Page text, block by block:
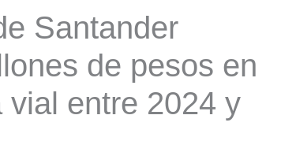
Santander
de pesos en
vial entre 2024 y